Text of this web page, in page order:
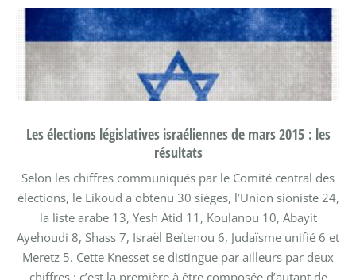
Les élections législatives israéliennes de mars 2015 : les
résultats
Selon les chiffres communiqués par le Comité central des
élections, le Likoud a obtenu 30 sièges, l’Union sioniste 24,
la liste arabe 13, Yesh Atid 11, Koulanou 10, Abayit
Ayehoudi 8, Shass 7, Israël Beïtenou 6, Judaïsme unifié 6 et
Meretz 5. Cette Knesset se distingue par ailleurs par deux
chiffres : c’est la première à être composée d’autant de